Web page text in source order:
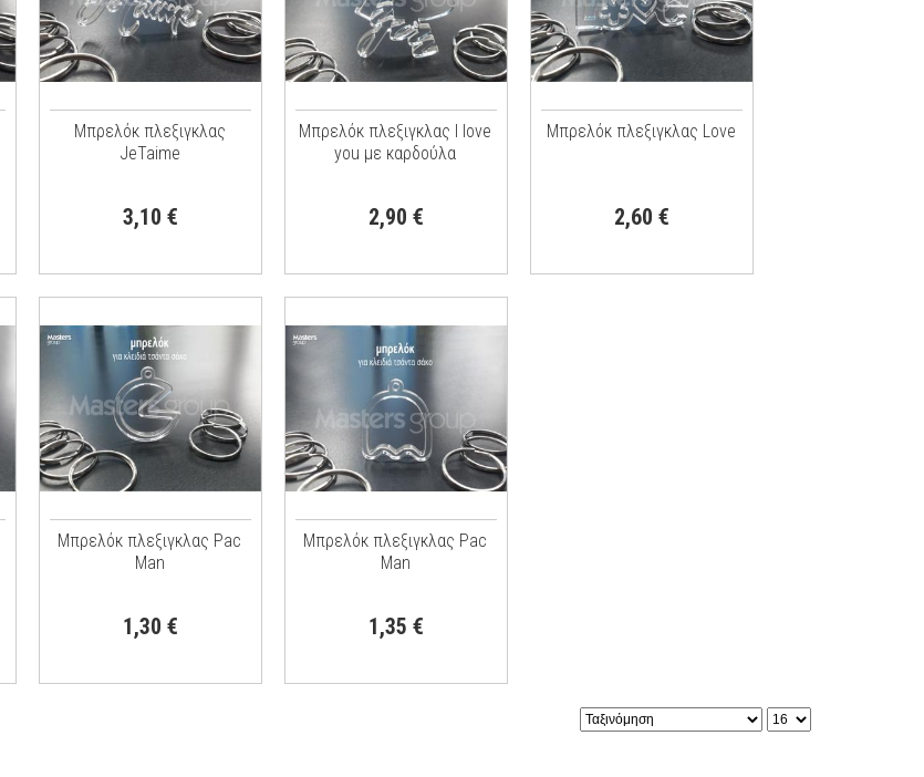
Μπρελόκ πλεξιγκλας
JeTaime
3,10 €
Μπρελόκ πλεξιγκλας I Iove
you με καρδούλα
2,90 €
Μπρελόκ πλεξιγκλας Love
2,60 €
Μπρελόκ πλεξιγκλας Pac
Man
1,30 €
Μπρελόκ πλεξιγκλας Pac
Man
1,35 €